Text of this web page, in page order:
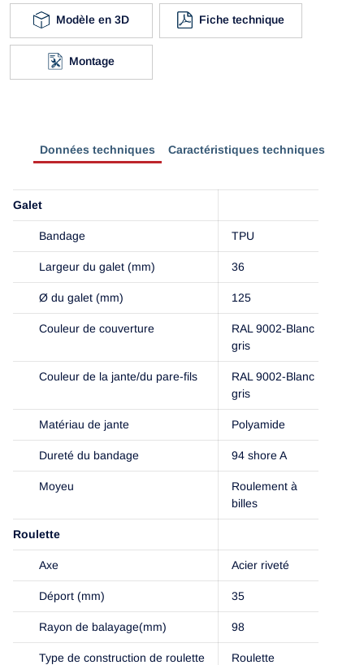
Modèle en 3D Fiche technique
Montage
Données techniques Caractéristiques techniques
Galet
Bandage TPU
Largeur du galet (mm) 36
Ø du galet (mm) 125
Couleur de couverture
RAL 9002-Blanc
gris
Couleur de la jante/du pare-fils
RAL 9002-Blanc
gris
Matériau de jante Polyamide
Dureté du bandage 94 shore A
Moyeu
Roulement à
billes
Roulette
Axe Acier riveté
Déport (mm) 35
Rayon de balayage(mm) 98
Type de construction de roulette
Roulette